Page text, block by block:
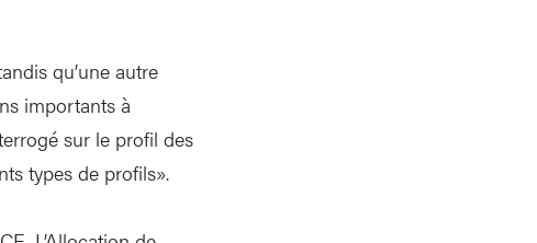
qu’une autre
importants à
sur le profil des
types de profils».